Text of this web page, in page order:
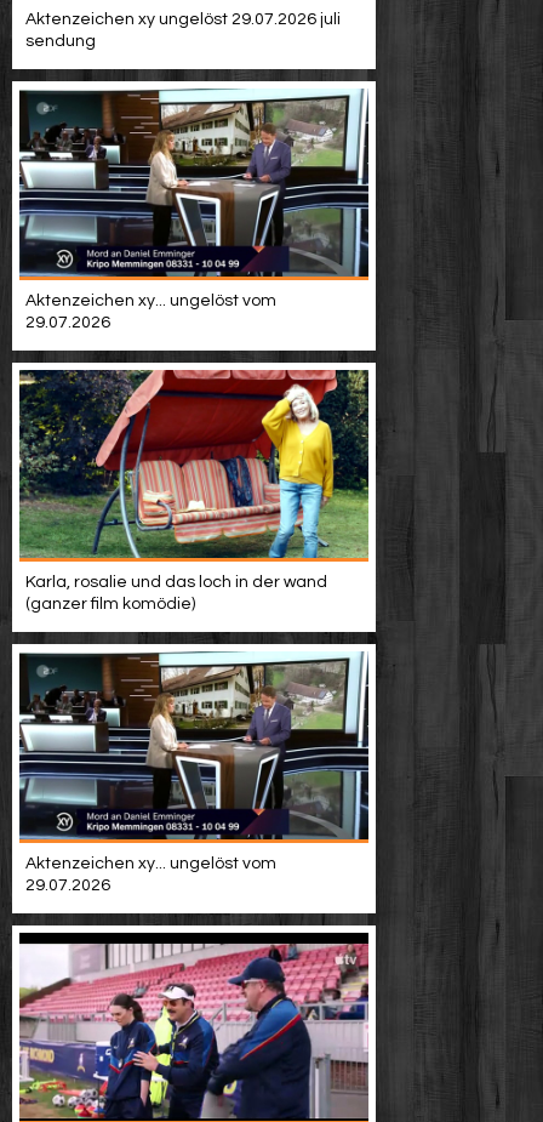
Aktenzeichen xy ungelöst 29.07.2026 juli
sendung
Aktenzeichen xy... ungelöst vom
29.07.2026
Karla, rosalie und das loch in der wand
(ganzer film komödie)
Aktenzeichen xy... ungelöst vom
29.07.2026